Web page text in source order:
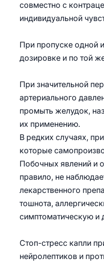
совместно с
индивидуальной
При пропуске одной
дозировке и по той
При значительной
артериального
промыть желудок,
их применению.
В редких случаях,
которые
Побочных явлений и
правило, не
лекарственного
тошнота,
симптоматическую и
Стоп-стресс капли
нейролептиков и